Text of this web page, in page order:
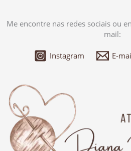
Me encontre nas redes sociais ou
mail:
Instagram E-